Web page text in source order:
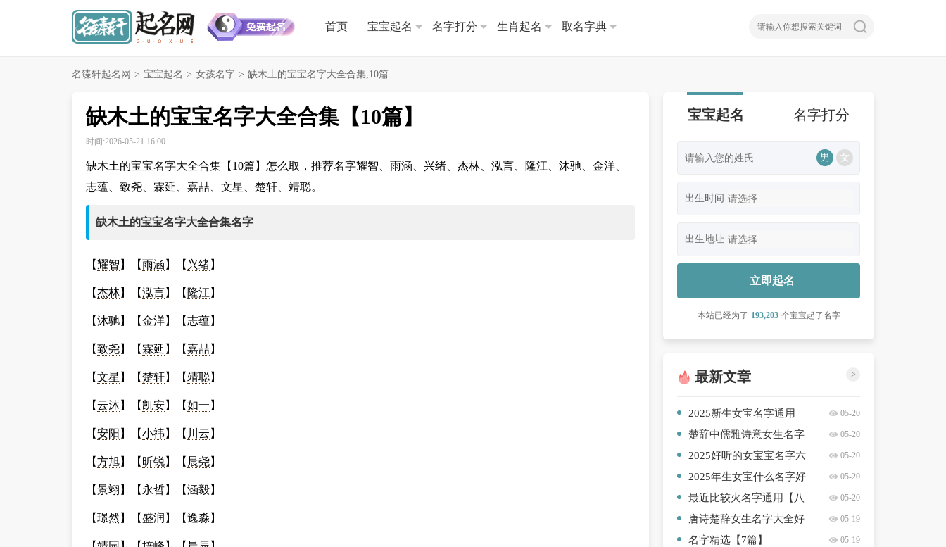
首页 宝宝起名 名字打分 生肖起名 取名字典
名臻轩起名网 > 宝宝起名 > 女孩名字 > 缺木土的宝宝名字大全合集,10篇
缺木土的宝宝名字大全合集【10篇】
时间:2026-05-21 16:00
缺木土的宝宝名字大全合集【10篇】怎么取，推荐名字耀智、雨涵、兴绪、杰林、泓言、隆江、沐驰、金洋、
志蕴、致尧、霖延、嘉喆、文星、楚轩、靖聪。
缺木土的宝宝名字大全合集名字
【耀智 】【雨涵 】【 兴绪】
【杰林】【泓言】【 隆江 】
【沐驰】【金洋】【志蕴】
【致尧】【 霖延 】【嘉喆】
【文星 】【楚轩】【靖聪】
【云沐】【凯安】【如一 】
【安阳 】【小祎】【 川云 】
【方旭】【 昕锐】【 晨尧】
【景翊 】【 永哲】【涵毅】
【璟然 】【 盛润 】【逸淼 】
宝宝起名 名字打分
男 女
出生时间
出生地址
立即起名
本站已经为了 193,203 个宝宝起了名字
最新文章 >
2025新生女宝名字通用
【八篇】
05-20
楚辞中儒雅诗意女生名字
精选合集【六篇】
05-20
2025好听的女宝宝名字六
篇
05-20
2025年生女宝什么名字好
听常用【4篇】
05-20
最近比较火名字通用【八
篇】
05-20
唐诗楚辞女生名字大全好
听【八篇】
05-19
名字精选【7篇】 05-19